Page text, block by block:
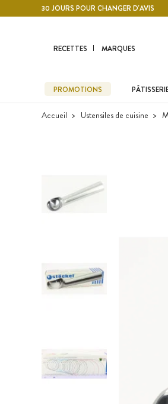
Contenu principal30 JOURS POUR CHANGER D'AVIS
RECETTES MARQUES
PROMOTIONS
Accueil Ustensiles de cuisine